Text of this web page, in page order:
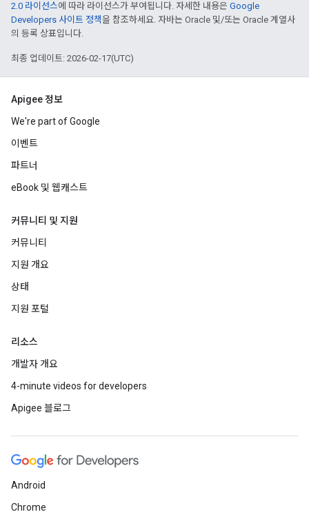
2.0 라이선스에 따라 라이선스가 부여됩니다. 자세한 내용은 Google
Developers 사이트 정책을 참조하세요. 자바는 Oracle 및/또는 Oracle 계열사
의 등록 상표입니다.
최종 업데이트: 2026-02-17(UTC)
Apigee 정보
We're part of Google
이벤트
파트너
eBook 및 웹캐스트
커뮤니티 및 지원
커뮤니티
지원 개요
상태
지원 포털
리소스
개발자 개요
4-minute videos for developers
Apigee 블로그
Android
Chrome